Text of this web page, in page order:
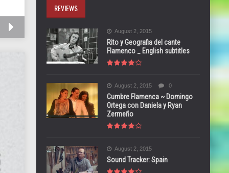
REVIEWS
August 2, 2015
Rito y Geografia del cante
Flamenco _ English subtitles
August 2, 2015 0
Cumbre Flamenca ~ Domingo
Ortega con Daniela y Ryan
Zermeño
August 2, 2015
Sound Tracker: Spain